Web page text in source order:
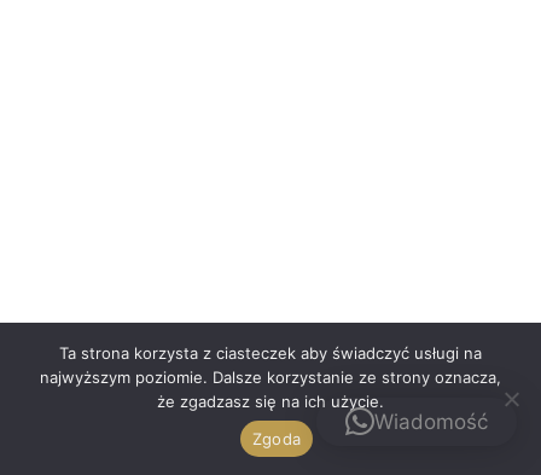
Kontakt
Wiadomość
Ta strona korzysta z ciasteczek aby świadczyć usługi na
najwyższym poziomie. Dalsze korzystanie ze strony oznacza,
że zgadzasz się na ich użycie.
Zgoda